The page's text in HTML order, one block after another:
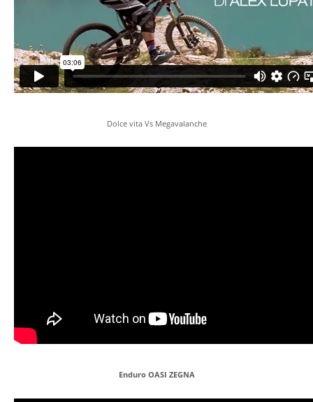
Dolce vita Vs Megavalanche
Enduro OASI ZEGNA